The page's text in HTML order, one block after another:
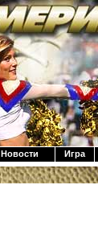
Новости Игра